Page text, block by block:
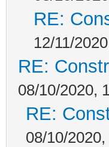
RE:
12/11/
RE:
08/10/2020,
RE:
08/10/